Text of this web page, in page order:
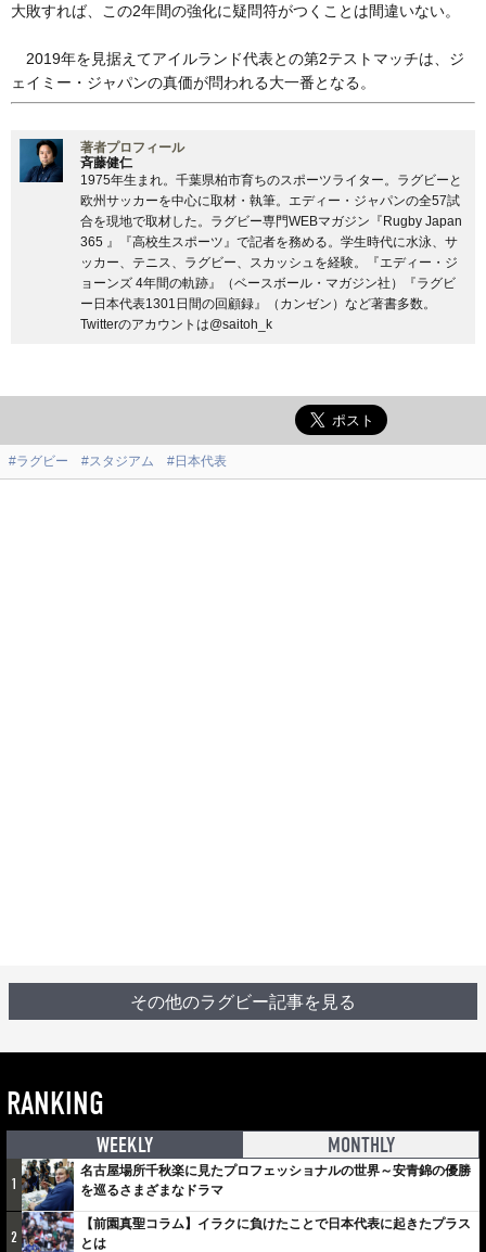
大敗すれば、この2年間の強化に疑問符がつくことは間違いない。
2019年を見据えてアイルランド代表との第2テストマッチは、ジ
ェイミー・ジャパンの真価が問われる大一番となる。
著者プロフィール
斉藤健仁
1975年生まれ。千葉県柏市育ちのスポーツライター。ラグビーと
欧州サッカーを中心に取材・執筆。エディー・ジャパンの全57試
合を現地で取材した。ラグビー専門WEBマガジン『Rugby Japan
365 』『高校生スポーツ』で記者を務める。学生時代に水泳、サ
ッカー、テニス、ラグビー、スカッシュを経験。『エディー・ジ
ョーンズ 4年間の軌跡』（ベースボール・マガジン社）『ラグビ
ー日本代表1301日間の回顧録』（カンゼン）など著書多数。
Twitterのアカウントは@saitoh_k
#ラグビー #スタジアム #日本代表
その他のラグビー記事を見る
RANKING
WEEKLY MONTHLY
1
名古屋場所千秋楽に見たプロフェッショナルの世界～安青錦の優勝
を巡るさまざまなドラマ
2
【前園真聖コラム】イラクに負けたことで日本代表に起きたプラス
とは